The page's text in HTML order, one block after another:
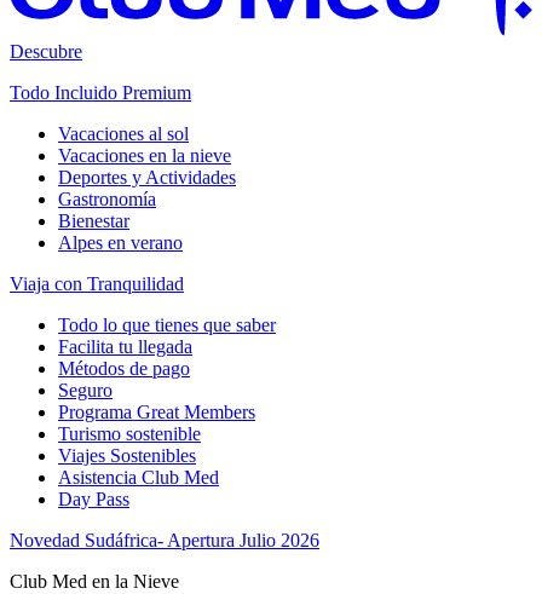
Descubre
Todo Incluido Premium
Vacaciones al sol
Vacaciones en la nieve
Deportes y Actividades
Gastronomía
Bienestar
Alpes en verano
Viaja con Tranquilidad
Todo lo que tienes que saber
Facilita tu llegada
Métodos de pago
Seguro
Programa Great Members
Turismo sostenible
Viajes Sostenibles
Asistencia Club Med
Day Pass
Novedad Sudáfrica- Apertura Julio 2026
Club Med en la Nieve